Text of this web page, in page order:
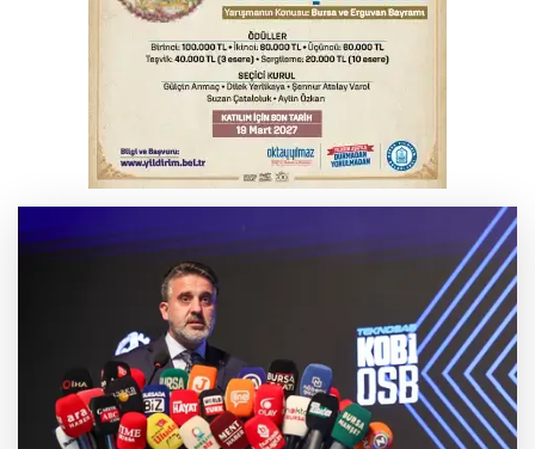
Osmangazi’de kaldırım işgaline geçit yok
BUÜ’nün laboratuvarları tam kapasite ile
sektörün hizmetinde